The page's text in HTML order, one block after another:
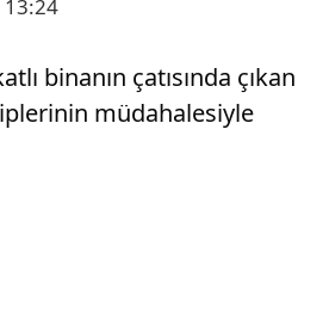
13:24
binanın çatısında çıkan
müdahalesiyle